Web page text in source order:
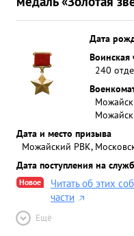
Дата
Воинская
240
Дата и место призыва
Можайский РВК,
Дата поступления на
Новое
Читать об этих
части
Ещё